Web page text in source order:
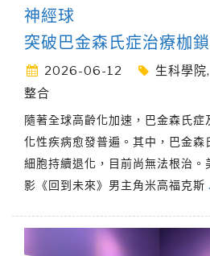
神經球
突破巴金森氏症治療枷鎖
2026-06-12 生科學院,
整合
隨著全球高齡化加速，巴金森氏症
化性疾病愈發普遍。其中，巴金森
細胞持續退化，目前尚無法根治。
影《回到未來》男主角米高福克斯